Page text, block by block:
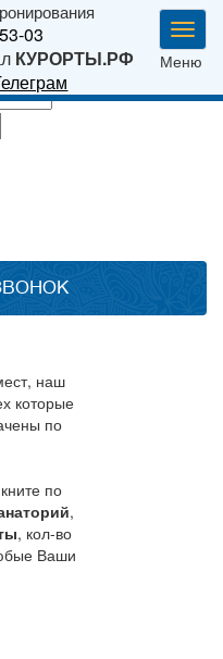
03
КУРОРТЫ.РФ
Меню
Меню
наш
которые
по
по
,
, кол-во
Ваши